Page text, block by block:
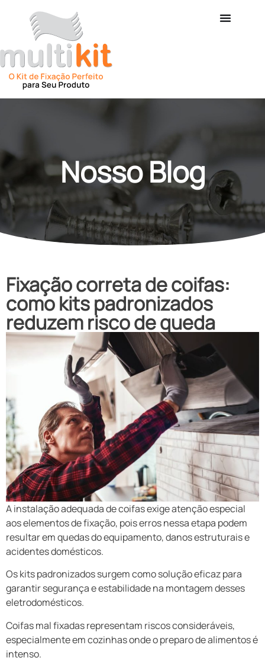
Nosso Blog
Fixação correta de coifas:
como kits padronizados
reduzem risco de queda
A instalação adequada de coifas exige atenção especial
aos elementos de fixação, pois erros nessa etapa podem
resultar em quedas do equipamento, danos estruturais e
acidentes domésticos.
Os kits padronizados surgem como solução eficaz para
garantir segurança e estabilidade na montagem desses
eletrodomésticos.
Coifas mal fixadas representam riscos consideráveis,
especialmente em cozinhas onde o preparo de alimentos é
intenso.